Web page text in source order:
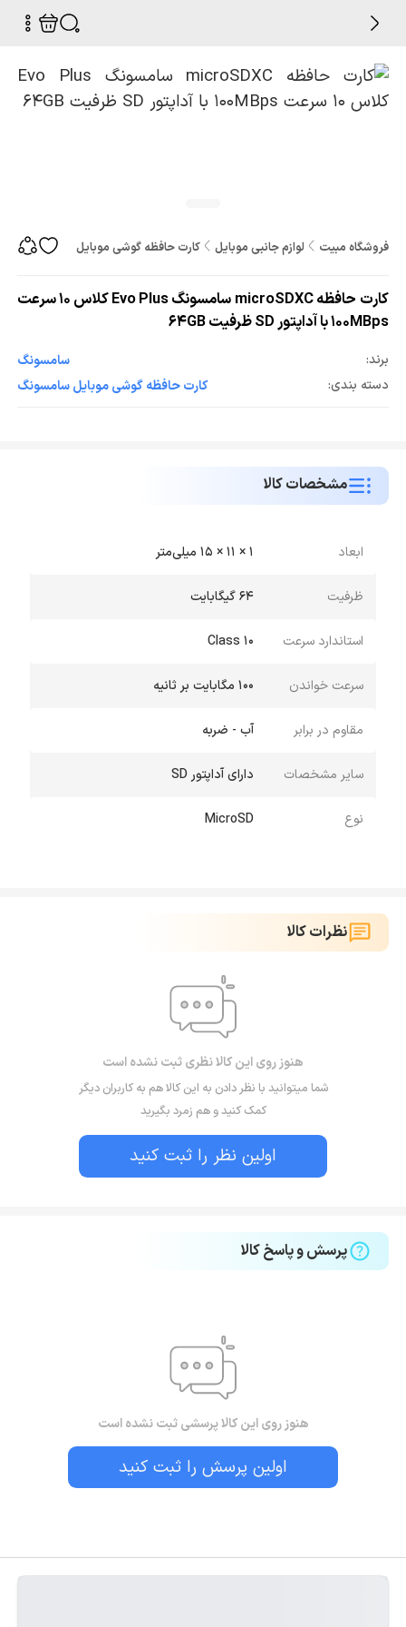
فروشگاه مبیت لوازم جانبی موبایل کارت حافظه گوشی موبایل کارت حافظه microSDXC سامسونگ Evo Plus کلاس 10 سرعت 100MBps با آداپتور SD ظرفیت 64GB
کارت حافظه microSDXC سامسونگ Evo Plus کلاس 10 سرعت
100MBps با آداپتور SD ظرفیت 64GB
برند:
سامسونگ
دسته بندی:
کارت حافظه گوشی موبایل سامسونگ
مشخصات کالا
ابعاد 1 × 11 × 15 میلی‌متر
ظرفیت 64 گیگابایت
استاندارد سرعت Class 10
سرعت خواندن 100 مگابایت بر ثانیه
مقاوم در برابر آب - ضربه
سایر مشخصات دارای آداپتور SD
نوع MicroSD
نظرات کالا
هنوز روی این کالا نظری ثبت نشده است
شما میتوانید با نظر دادن به این کالا هم به کاربران دیگر
کمک کنید و هم زمرد بگیرید
اولین نظر را ثبت کنید
پرسش و پاسخ کالا
هنوز روی این کالا پرسشی ثبت نشده است
اولین پرسش را ثبت کنید